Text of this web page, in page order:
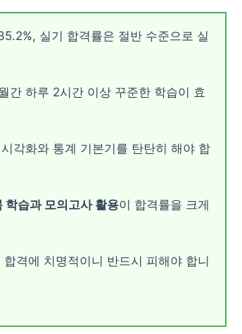
실기 합격률은 절반 수준으로 실
간 하루 2시간 이상 꾸준한 학습이 효
각화와 통계 기본기를 탄탄히 해야 합
학습과 모의고사 활용이 합격률을 크게
합격에 치명적이니 반드시 피해야 합니